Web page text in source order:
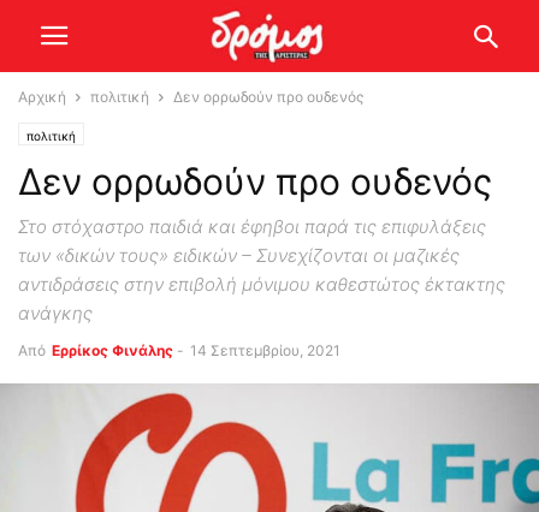
Αρχική πολιτική Δεν ορρωδούν προ ουδενός
πολιτική
Δεν ορρωδούν προ ουδενός
Στο στόχαστρο παιδιά και έφηβοι παρά τις επιφυλάξεις
των «δικών τους» ειδικών – Συνεχίζονται οι μαζικές
αντιδράσεις στην επιβολή μόνιμου καθεστώτος έκτακτης
ανάγκης
Από Ερρίκος Φινάλης - 14 Σεπτεμβρίου, 2021